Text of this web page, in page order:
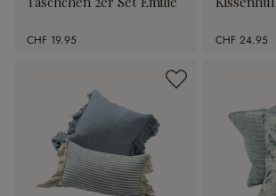
CHF 19.95 CHF 24.95